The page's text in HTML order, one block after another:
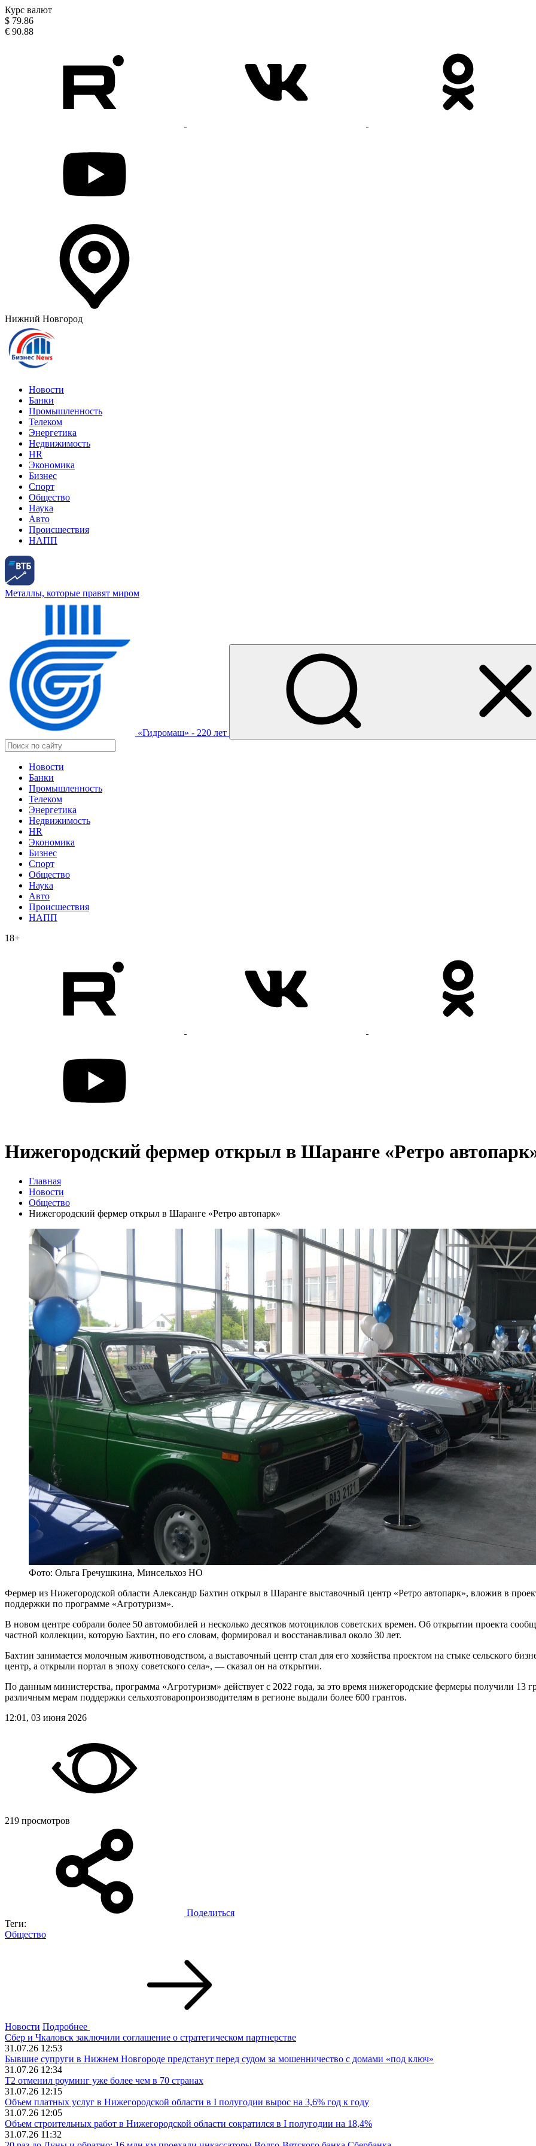
Курс валют
$ 79.86
€ 90.88
Нижний Новгород
Новости
Банки
Промышленность
Телеком
Энергетика
Недвижимость
HR
Экономика
Бизнес
Спорт
Общество
Наука
Авто
Происшествия
НАПП
Металлы, которые правят миром
«Гидромаш» - 220 лет
Новости
Банки
Промышленность
Телеком
Энергетика
Недвижимость
HR
Экономика
Бизнес
Спорт
Общество
Наука
Авто
Происшествия
НАПП
18+
Нижегородский фермер открыл в Шаранге «Ретро
Главная
Новости
Общество
Нижегородский фермер открыл в Шаранге «Ретро автопарк»
Фото: Ольга Гречушкина, Минсельхоз НО
Фермер из Нижегородской области Александр Бахтин открыл в Шаранге выставочный центр «Ретро автопарк», вложив в
поддержки по программе «Агротуризм».
В новом центре собрали более 50 автомобилей и несколько десятков мотоциклов советских времен. Об открытии проекта
частной коллекции, которую Бахтин, по его словам, формировал и восстанавливал около 30 лет.
Бахтин занимается молочным животноводством, а выставочный центр стал для его хозяйства проектом на стыке сельского
центр, а открыли портал в эпоху советского села», — сказал он на открытии.
По данным министерства, программа «Агротуризм» действует с 2022 года, за это время нижегородские фермеры получили 13
различным мерам поддержки сельхозтоваропроизводителям в регионе выдали более 600 грантов.
12:01, 03 июня 2026
219 просмотров
Поделиться
Теги:
Общество
Новости Подробнее
Сбер и Чкаловск заключили соглашение о стратегическом партнерстве
31.07.26 12:53
Бывшие супруги в Нижнем Новгороде предстанут перед судом за мошенничество с домами «под ключ»
31.07.26 12:34
Т2 отменил роуминг уже более чем в 70 странах
31.07.26 12:15
Объем платных услуг в Нижегородской области в I полугодии вырос на 3,6% год к году
31.07.26 12:05
Объем строительных работ в Нижегородской области сократился в I полугодии на 18,4%
31.07.26 11:32